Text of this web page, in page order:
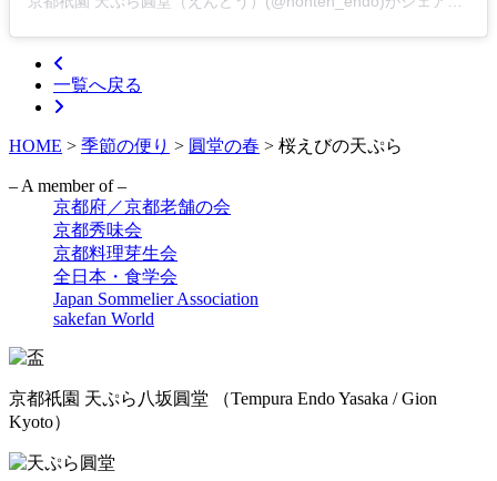
一覧へ戻る
HOME > 季節の便り > 圓堂の春 > 桜えびの天ぷら
– A member of –
京都府／京都老舗の会
京都秀味会
京都料理芽生会
全日本・食学会
Japan Sommelier Association
sakefan World
京都祇園 天ぷら八坂圓堂 （Tempura Endo Yasaka / Gion
Kyoto）